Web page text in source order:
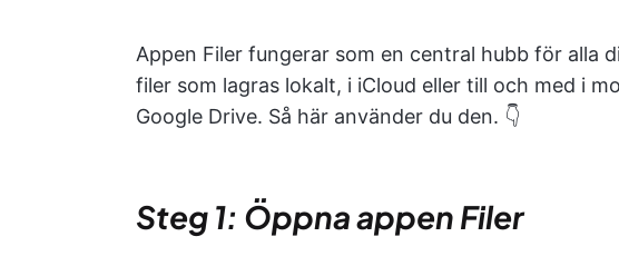
Appen Filer fungerar som en central hubb för alla
filer som lagras lokalt, i iCloud eller till och med i
Google Drive. Så här använder du den. 👇
Steg 1: Öppna appen Filer